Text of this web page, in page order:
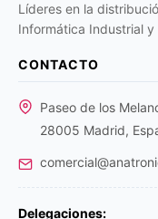
Líderes en la
Informática Industrial
CONTACTO
Paseo de los
28005 Madrid,
Delegaciones: